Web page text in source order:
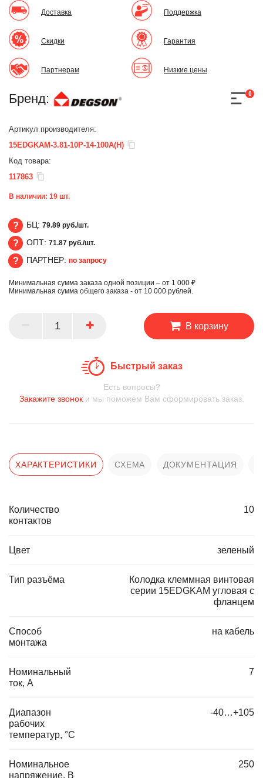
Доставка
Скидки
Партнерам
Поддержка
Гарантия
Низкие цены
Бренд: 0
Артикул производителя:
15EDGKAM-3.81-10P-14-100A(H)
Код товара:
117863
В наличии: 19 шт.
БЦ
БЦ: 79.89 руб./шт.
ОПТ
ОПТ: 71.87 руб./шт.
ПАРТНЕР
ПАРТНЕР: по запросу
Минимальная сумма заказа одной позиции – от 1 000 ₽
Минимальная сумма общего заказа - от 10 000 рублей.
В корзину
Быстрый заказ
Есть вопросы?
Закажите звоноки мы поможем Вам сформировать заказ.
ХАРАКТЕРИСТИКИ СХЕМА ДОКУМЕНТАЦИЯ
Количество
контактов
10
Цвет зеленый
Тип разъёма
Колодка клеммная винтовая
серии 15EDGKAM угловая с
фланцем
Способ
монтажа
на кабель
Номинальный
ток, А
7
Диапазон
рабочих
температур, °C
-40…+105
Номинальное
напряжение, В
250